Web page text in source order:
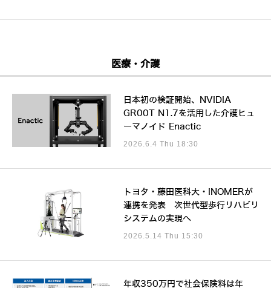
医療・介護
日本初の検証開始、NVIDIA
GR00T N1.7を活用した介護ヒュ
ーマノイド Enactic
2026.6.4 Thu 18:30
トヨタ・藤田医科大・INOMERが
連携を発表 次世代型歩行リハビリ
システムの実現へ
2026.5.14 Thu 15:30
年収350万円で社会保険料は年